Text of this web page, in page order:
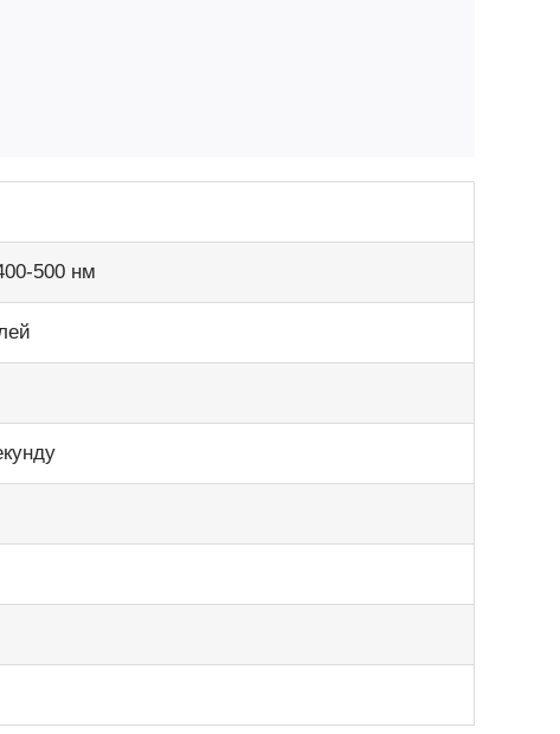
500 нм